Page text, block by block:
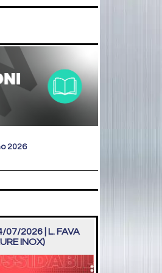
2026
07/2026 | L. FAVA
INOX)